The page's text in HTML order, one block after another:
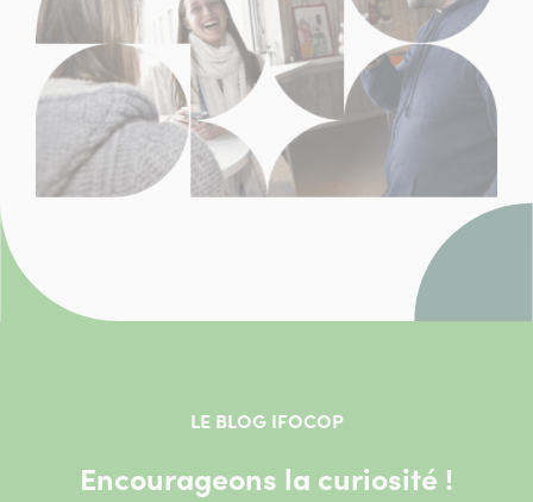
LE BLOG IFOCOP
Encourageons la curiosité !